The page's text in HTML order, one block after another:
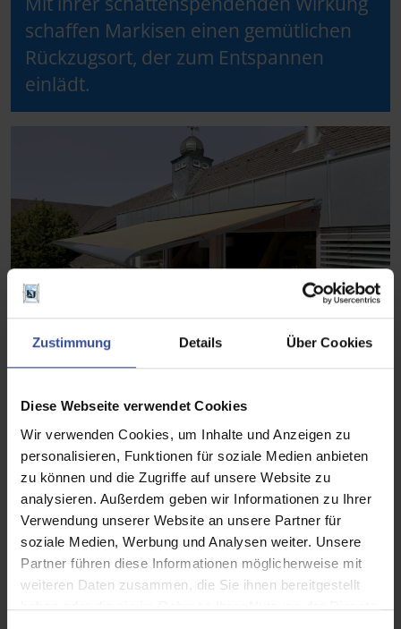
Zustimmung Details Über Cookies
Diese Webseite verwendet Cookies
Wir verwenden Cookies, um Inhalte und Anzeigen zu
personalisieren, Funktionen für soziale Medien anbieten
zu können und die Zugriffe auf unsere Website zu
analysieren. Außerdem geben wir Informationen zu Ihrer
Verwendung unserer Website an unsere Partner für
soziale Medien, Werbung und Analysen weiter. Unsere
Partner führen diese Informationen möglicherweise mit
weiteren Daten zusammen, die Sie ihnen bereitgestellt
haben oder die sie im Rahmen Ihrer Nutzung der Dienste
schaffen Markisen einen gemütlichen
Rückzugsort, der zum Entspannen
einlädt.